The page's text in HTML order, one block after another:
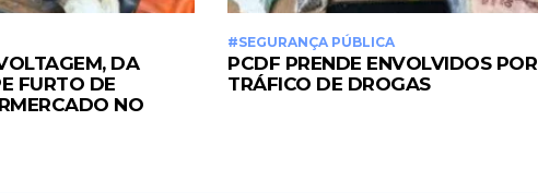
DA
FURTO DE
NO
#SEGURANÇA PÚBLICA
PCDF PRENDE ENVOLVIDOS POR
TRÁFICO DE DROGAS